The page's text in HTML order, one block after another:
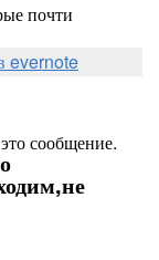
почти
evernote
сообщение.